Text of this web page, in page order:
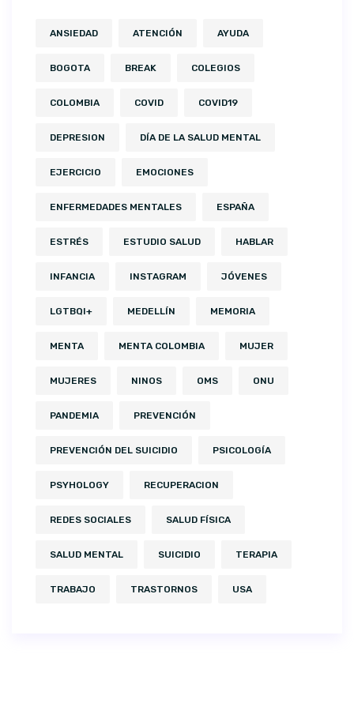
ANSIEDAD ATENCIÓN AYUDA
BOGOTA BREAK COLEGIOS
COLOMBIA COVID COVID19
DEPRESION DÍA DE LA SALUD MENTAL
EJERCICIO EMOCIONES
ENFERMEDADES MENTALES ESPAÑA
ESTRÉS ESTUDIO SALUD HABLAR
INFANCIA INSTAGRAM JÓVENES
LGTBQI+ MEDELLÍN MEMORIA
MENTA MENTA COLOMBIA MUJER
MUJERES NINOS OMS ONU
PANDEMIA PREVENCIÓN
PREVENCIÓN DEL SUICIDIO PSICOLOGÍA
PSYHOLOGY RECUPERACION
REDES SOCIALES SALUD FÍSICA
SALUD MENTAL SUICIDIO TERAPIA
TRABAJO TRASTORNOS USA